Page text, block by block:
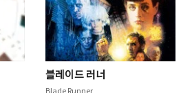
블레이드 러너
Blade Runner